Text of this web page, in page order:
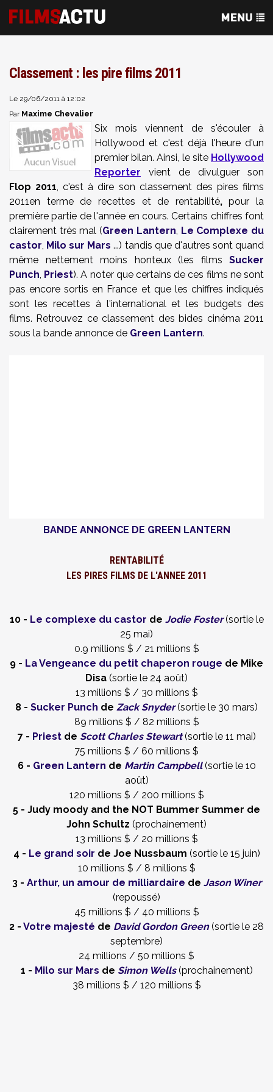
Classement : les pire films 2011
Le 29/06/2011 à 12:02
Par Maxime Chevalier
Six mois viennent de s'écouler à
Hollywood et c'est déjà l'heure d'un
premier bilan. Ainsi, le site Hollywood
Reporter vient de divulguer son
Flop 2011, c'est à dire son classement des pires films
2011en terme de recettes et de rentabilité,pour la
première partie de l'année en cours. Certains chiffres font
clairement très mal (Green Lantern, Le Complexe du
castor, Milo sur Mars ...) tandis que d'autres sont quand
même nettement moins honteux (les films Sucker
Punch, Priest). A noter que certains de ces films ne sont
pas encore sortis en France et que les chiffres indiqués
sont les recettes à l'international et les budgets des
films. Retrouvez ce classement des bides cinéma 2011
sous la bande annonce de Green Lantern.
BANDE ANNONCE DE GREEN LANTERN
RENTABILITÉ
LES PIRES FILMS DE L'ANNEE 2011
10 - Le complexe du castor de Jodie Foster(sortie le
25 mai)
0.9 millions $ / 21 millions $
9 - La Vengeance du petit chaperon rouge de Mike
Disa (sortie le 24 août)
13 millions $ / 30 millions $
8 - Sucker Punch de Zack Snyder(sortie le 30 mars)
89 millions $ / 82 millions $
7 - Priestde Scott Charles Stewart(sortie le 11 mai)
75 millions $ / 60 millions $
6 - Green Lantern de Martin Campbell(sortie le 10
août)
120 millions $ / 200 millions $
5 - Judy moody and the NOT Bummer Summer de
John Schultz (prochainement)
13 millions $ / 20 millions $
4 - Le grand soir de Joe Nussbaum (sortie le 15 juin)
10 millions $ / 8 millions $
3 - Arthur, un amour de milliardaire de Jason Winer
(repoussé)
45 millions $ / 40 millions $
2 - Votre majesté de David Gordon Green (sortie le 28
septembre)
24 millions / 50 millions $
1 - Milo sur Mars de Simon Wells(prochainement)
38 millions $ / 120 millions $